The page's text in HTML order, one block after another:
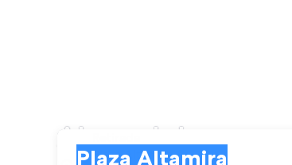
Aluguel de
Plaza Altamira